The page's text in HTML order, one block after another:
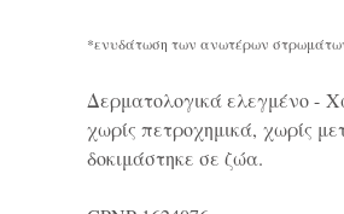
*ενυδάτωση των ανωτέρων στρωμάτων
Δερματολογικά ελεγμένο -
χωρίς πετροχημικά, χωρίς
δοκιμάστηκε σε ζώα.